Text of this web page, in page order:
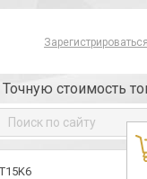
Зарегистрироваться
стоимость